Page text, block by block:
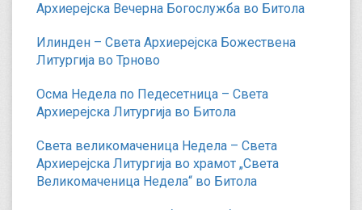
Архиерејска Вечерна Богослужба во Битола
Илинден – Света Архиерејска Божествена
Литургија во Трново
Осма Недела по Педесетница – Света
Архиерејска Литургија во Битола
Света великомаченица Недела – Света
Архиерејска Литургија во храмот „Света
Великомаченица Недела“ во Битола